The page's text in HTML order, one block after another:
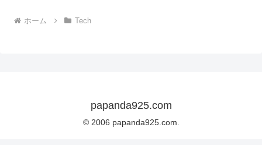
ホーム Tech
papanda925.com
© 2006 papanda925.com.